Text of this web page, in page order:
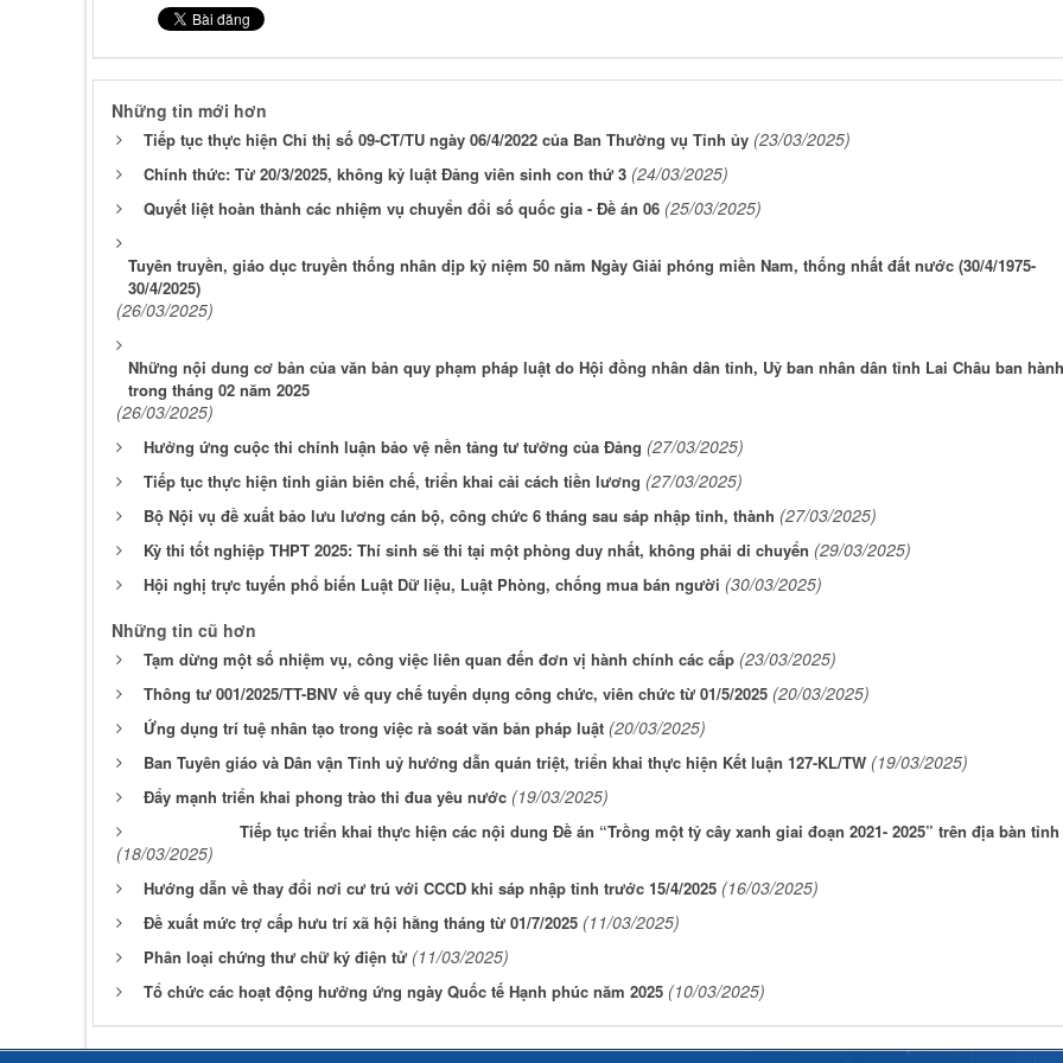
Những tin mới hơn
Tiếp tục thực hiện Chỉ thị số 09-CT/TU ngày 06/4/2022 của Ban Thường vụ Tỉnh ủy (23/03/2025)
Chính thức: Từ 20/3/2025, không kỷ luật Đảng viên sinh con thứ 3 (24/03/2025)
Quyết liệt hoàn thành các nhiệm vụ chuyển đổi số quốc gia - Đề án 06 (25/03/2025)
Tuyên truyền, giáo dục truyền thống nhân dịp kỷ niệm 50 năm Ngày Giải phóng miền Nam, thống nhất đất nước (30/4/1975-
30/4/2025)
(26/03/2025)
Những nội dung cơ bản của văn bản quy phạm pháp luật do Hội đồng nhân dân tỉnh, Uỷ ban nhân dân tỉnh Lai Châu ban hành
trong tháng 02 năm 2025
(26/03/2025)
Hưởng ứng cuộc thi chính luận bảo vệ nền tảng tư tưởng của Đảng (27/03/2025)
Tiếp tục thực hiện tinh giản biên chế, triển khai cải cách tiền lương (27/03/2025)
Bộ Nội vụ đề xuất bảo lưu lương cán bộ, công chức 6 tháng sau sáp nhập tỉnh, thành (27/03/2025)
Kỳ thi tốt nghiệp THPT 2025: Thí sinh sẽ thi tại một phòng duy nhất, không phải di chuyển (29/03/2025)
Hội nghị trực tuyến phổ biến Luật Dữ liệu, Luật Phòng, chống mua bán người (30/03/2025)
Những tin cũ hơn
Tạm dừng một số nhiệm vụ, công việc liên quan đến đơn vị hành chính các cấp (23/03/2025)
Thông tư 001/2025/TT-BNV về quy chế tuyển dụng công chức, viên chức từ 01/5/2025 (20/03/2025)
Ứng dụng trí tuệ nhân tạo trong việc rà soát văn bản pháp luật (20/03/2025)
Ban Tuyên giáo và Dân vận Tỉnh uỷ hướng dẫn quán triệt, triển khai thực hiện Kết luận 127-KL/TW (19/03/2025)
Đẩy mạnh triển khai phong trào thi đua yêu nước (19/03/2025)
Tiếp tục triển khai thực hiện các nội dung Đề án “Trồng một tỷ cây xanh giai đoạn 2021- 2025” trên địa bàn tỉnh
(18/03/2025)
Hướng dẫn về thay đổi nơi cư trú với CCCD khi sáp nhập tỉnh trước 15/4/2025 (16/03/2025)
Đề xuất mức trợ cấp hưu trí xã hội hằng tháng từ 01/7/2025 (11/03/2025)
Phân loại chứng thư chữ ký điện tử (11/03/2025)
Tổ chức các hoạt động hưởng ứng ngày Quốc tế Hạnh phúc năm 2025 (10/03/2025)